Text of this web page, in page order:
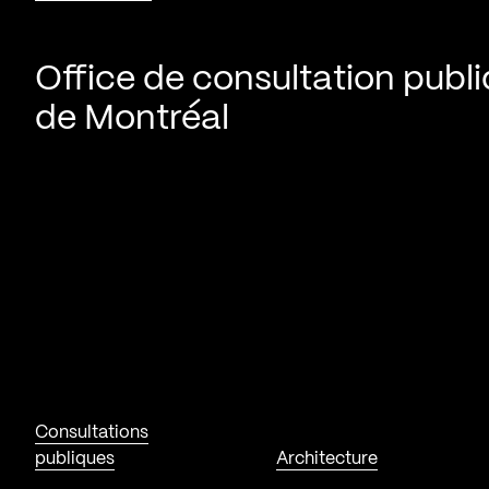
Office de consultation
de Montréal
Consultations
publiques
Architecture